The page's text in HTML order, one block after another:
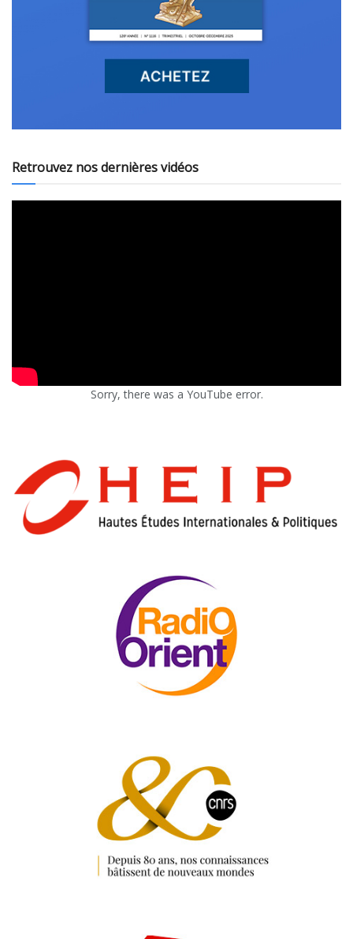
Retrouvez nos dernières vidéos
Sorry, there was a YouTube error.